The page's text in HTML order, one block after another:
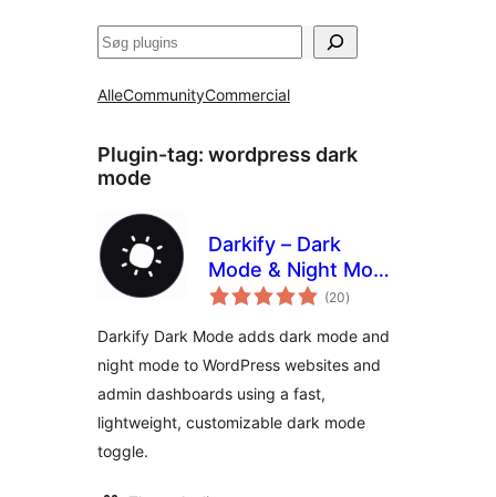
Søg
AlleCommunityCommercial
Plugin-tag: wordpress dark
mode
Darkify – Dark
Mode & Night Mode
for Website &
Theme Included)
(20totale
bedømmelser
)
Darkify Dark Mode adds dark mode and
night mode to WordPress websites and
admin dashboards using a fast,
lightweight, customizable dark mode
toggle.